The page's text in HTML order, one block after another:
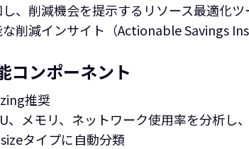
し、削減機会を提示するリソース最適化
削減インサイト（Actionable Savings
コンポーネント
推奨
、メモリ、ネットワーク使用率を分析し
タイプに自動分類